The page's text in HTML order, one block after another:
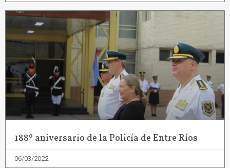
188º aniversario de la Policía de Entre Ríos
06/03/2022